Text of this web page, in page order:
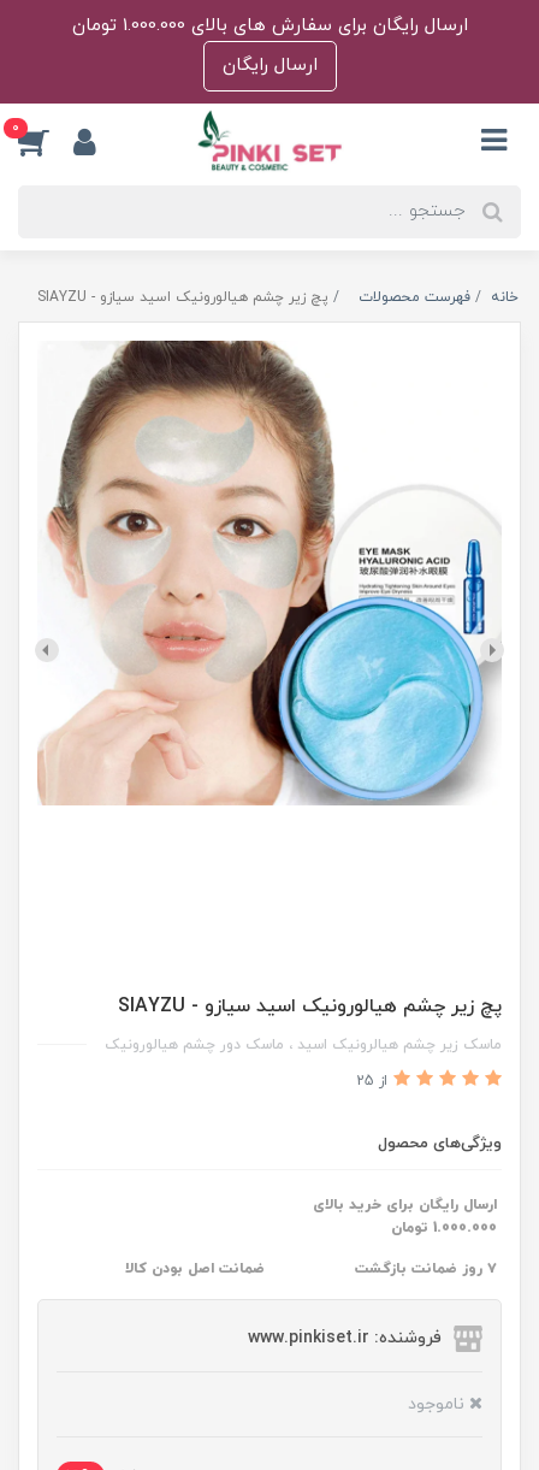
ارسال رایگان برای سفارش های بالای 1.000.000 تومان
ارسال رایگان
0
خانه فهرست محصولات پچ زیر چشم هیالورونیک اسید سیازو - SIAYZU
پچ زیر چشم هیالورونیک اسید سیازو - SIAYZU
ماسک زیر چشم هیالرونیک اسید ، ماسک دور چشم هیالورونیک
از 25
ویژگی‌های محصول
ارسال رایگان برای خرید بالای
1.000.000 تومان
۷ روز ضمانت بازگشت ضمانت اصل بودن کالا
فروشنده: www.pinkiset.ir
ناموجود